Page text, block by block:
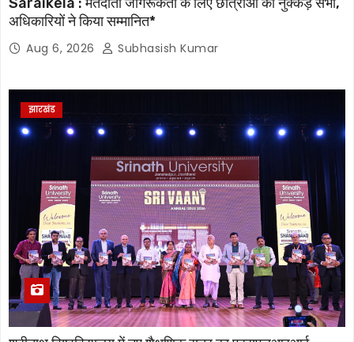
Saraikela : मतदाता जागरूकता के लिए छात्राओं की नुक्कड़ सभा,
अधिकारियों ने किया सम्मानित*
Aug 6, 2026 Subhasish Kumar
झारखंड